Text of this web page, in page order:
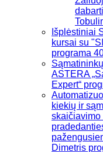
Išplėstiniai
kursai su
programa
ASTERA
Expert“
kiekių ir
skaičiavimo
Dimetris